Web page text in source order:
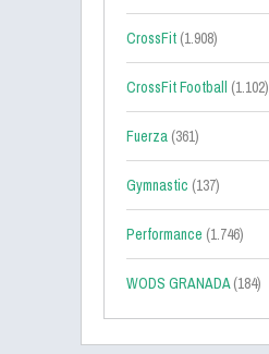
CrossFit (1.908)
CrossFit Football (1.102)
Fuerza (361)
Gymnastic (137)
Performance (1.746)
WODS GRANADA(184)